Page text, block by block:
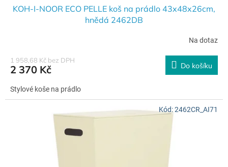
KOH-I-NOOR ECO PELLE koš na prádlo 43x48x26cm,
hnědá 2462DB
Na dotaz
1 958,68 Kč bez DPH
2 370 Kč Do košíku
Stylové koše na prádlo
Kód:2462CR_AI71